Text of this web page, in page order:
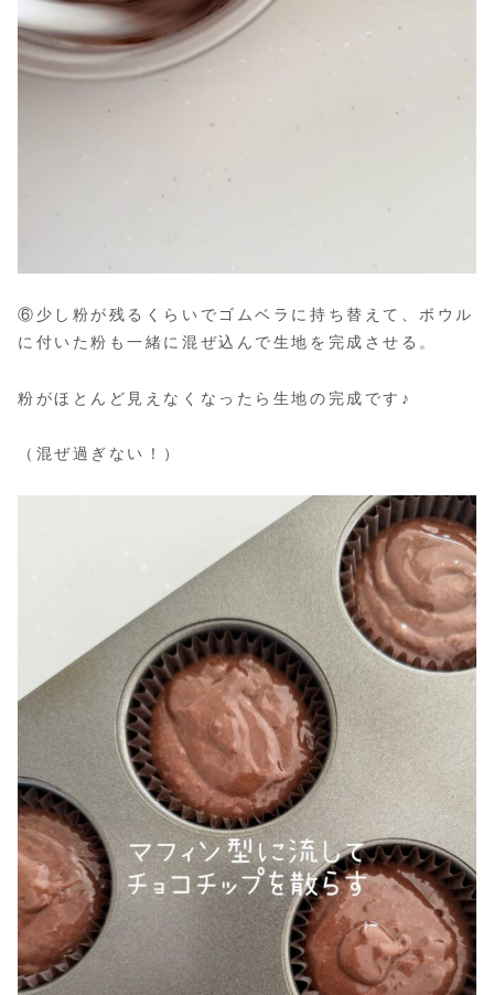
⑥少し粉が残るくらいでゴムベラに持ち替えて、ボウル
に付いた粉も一緒に混ぜ込んで生地を完成させる。
粉がほとんど見えなくなったら生地の完成です♪
（混ぜ過ぎない！）